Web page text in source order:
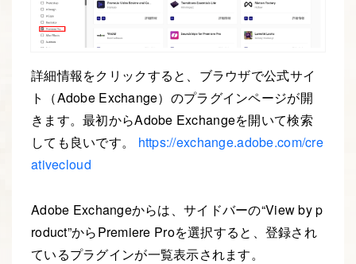
詳細情報をクリックすると、ブラウザで公式サイ
ト（Adobe Exchange）のプラグインページが開
きます。最初からAdobe Exchangeを開いて検索
しても良いです。 https://exchange.adobe.com/cre
ativecloud
Adobe Exchangeからは、サイドバーの“View by p
roduct”からPremiere Proを選択すると、登録され
ているプラグインが一覧表示されます。